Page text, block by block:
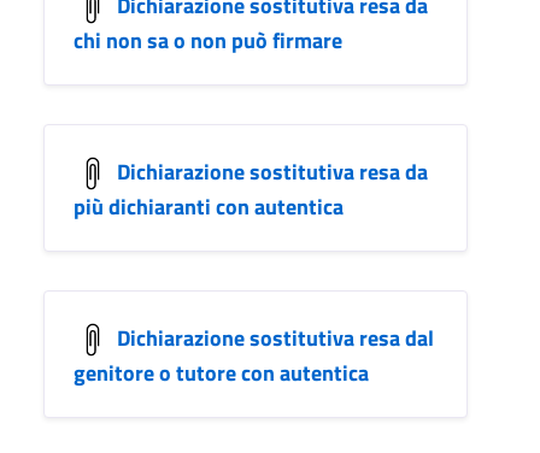
chi non sa o non può firmare
Dichiarazione sostitutiva resa da
più dichiaranti con autentica
Dichiarazione sostitutiva resa dal
genitore o tutore con autentica